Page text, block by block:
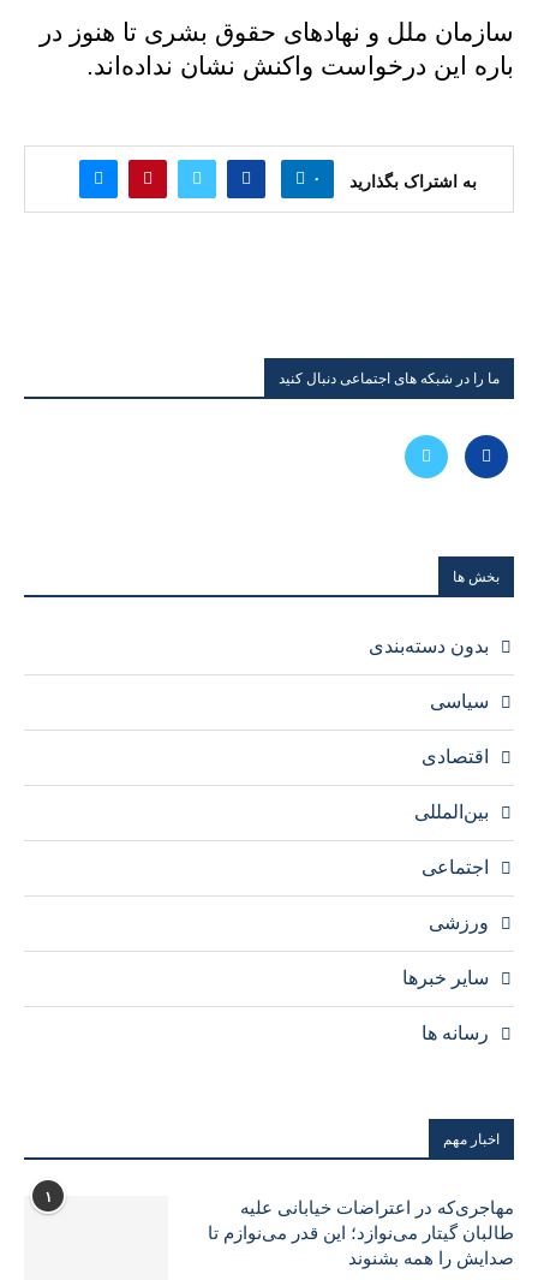
سازمان ملل و نهادهای حقوق بشری تا هنوز در
باره این درخواست واکنش نشان نداده‌اند.
به اشتراک بگذارید ۰
ما را در شبکه های اجتماعی دنبال کنید
بخش ها
بدون دسته‌بندی
سیاسی
اقتصادی
بین‌المللی
اجتماعی
ورزشی
سایر خبرها
رسانه ها
اخبار مهم
۱
مهاجری‌که در اعتراضات خیابانی علیه
طالبان گیتار می‌نوازد؛ این قدر می‌نوازم تا
صدایش را همه بشنوند